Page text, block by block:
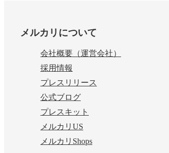
メルカリについて
会社概要（運営会社）
採用情報
プレスリリース
公式ブログ
プレスキット
メルカリUS
メルカリShops